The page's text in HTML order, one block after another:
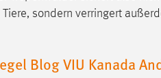
Tiere, sondern verringert
Blog VIU Kanada
MEDIEN